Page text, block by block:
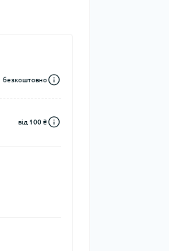
безкоштовно
від 100 ₴